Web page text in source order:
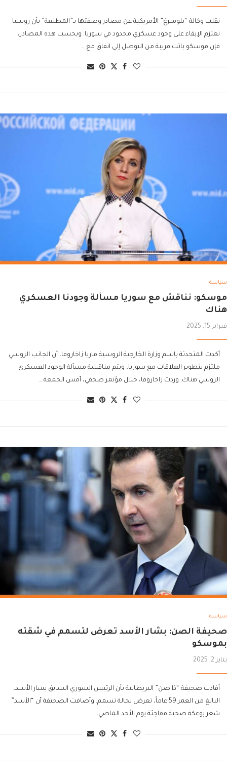
نقلت وكالة “بلومبرغ” الأمريكية عن مصادر وصفتها بـ”المطلعة” بأن روسيا
تعتزم الإبقاء على وجود عسكري محدود في سوريا. وبحسب هذه المصادر،
فإن موسكو باتت قريبة من التوصل إلى اتفاق مع …
سياسة
موسكو: نناقش مع سوريا مسألة وجودنا العسكري
هناك
فبراير 15, 2025
أكدت المتحدثة باسم وزارة الخارجية الروسية ماريا زاخاروفا، أن الجانب الروسي
ملتزم بتطوير العلاقات مع سوريا، ويتم مناقشة مسألة الوجود العسكري
الروسي هناك. وردت زاخاروفا، خلال مؤتمر صحفي، أمس الجمعة …
سياسة
صحيفة الصن: بشار الأسد تعرض لتسمم في شقته
بموسكو
يناير 2, 2025
أفادت صحيفة “ذا صن” البريطانية بأن الرئيس السوري السابق بشار الأسد،
البالغ من العمر 59 عاماً، تعرض لحالة تسمم. وأضافت الصحيفة أن “الأسد”
شعر بوعكة صحية مفاجئة يوم الأحد الماضي، …